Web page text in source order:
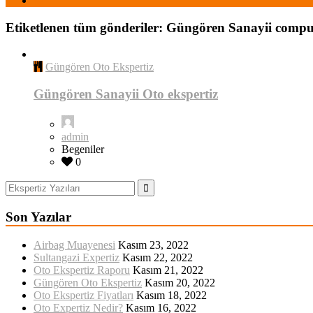
Etiketlenen tüm gönderiler: Güngören Sanayii
Güngören Oto Ekspertiz
Güngören Sanayii Oto ekspertiz
admin
Begeniler
0
Son Yazılar
Airbag Muayenesi Kasım 23, 2022
Sultangazi Expertiz Kasım 22, 2022
Oto Ekspertiz Raporu Kasım 21, 2022
Güngören Oto Ekspertiz Kasım 20, 2022
Oto Ekspertiz Fiyatları Kasım 18, 2022
Oto Expertiz Nedir? Kasım 16, 2022